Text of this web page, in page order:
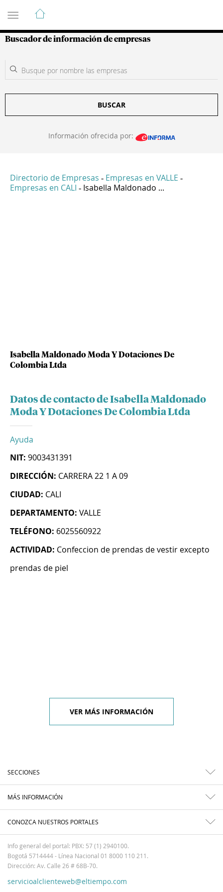
Guía de Empresas Colombianas
Buscador de información de empresas
BUSCAR
Información ofrecida por:
Directorio de Empresas - Empresas en VALLE -
Empresas en CALI - Isabella Maldonado ...
Isabella Maldonado Moda Y Dotaciones De
Colombia Ltda
Datos de contacto de Isabella Maldonado
Moda Y Dotaciones De Colombia Ltda
Ayuda
NIT: 9003431391
DIRECCIÓN: CARRERA 22 1 A 09
CIUDAD: CALI
DEPARTAMENTO: VALLE
TELÉFONO: 6025560922
ACTIVIDAD: Confeccion de prendas de vestir excepto
prendas de piel
VER MÁS INFORMACIÓN
SECCIONES
MÁS INFORMACIÓN
CONOZCA NUESTROS PORTALES
Info general del portal: PBX: 57 (1) 2940100.
Bogotá 5714444 - Línea Nacional 01 8000 110 211.
Dirección: Av. Calle 26 # 68B-70.
servicioalclienteweb@eltiempo.com